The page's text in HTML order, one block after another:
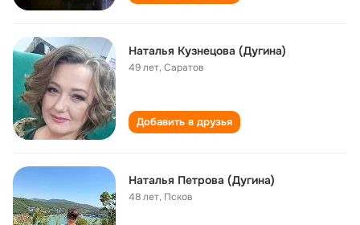
Наталья Кузнецова (Дугина)
49 лет,Саратов
Добавить в друзья
Наталья Петрова (Дугина)
48 лет, Псков